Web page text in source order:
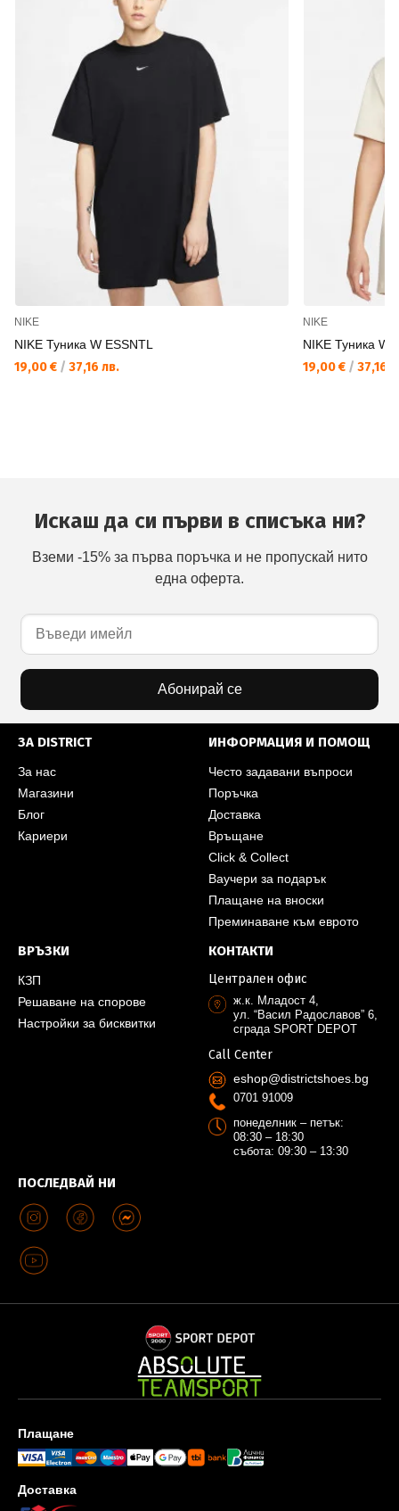
NIKE
NIKE Туника W ESSNTL
19,00 € / 37,16 лв.
NIKE
NIKE Туника W
19,00 € / 37,16
Искаш да си първи в списъка ни?
Вземи -15% за първа поръчка и не пропускай нито
една оферта.
Абонирай се
ЗА DISTRICT
За нас
Магазини
Блог
Кариери
ИНФОРМАЦИЯ И ПОМОЩ
Често задавани въпроси
Поръчка
Доставка
Връщане
Click & Collect
Ваучери за подарък
Плащане на вноски
Преминаване към еврото
ВРЪЗКИ
КЗП
Решаване на спорове
Настройки за бисквитки
ПОСЛЕДВАЙ НИ
КОНТАКТИ
Централен офис
ж.к. Младост 4,
ул. “Васил Радославов” 6,
сграда SPORT DEPOT
Call Center
eshop@districtshoes.bg
0701 91009
понеделник – петък:
08:30 – 18:30
събота: 09:30 – 13:30
Плащане
Доставка